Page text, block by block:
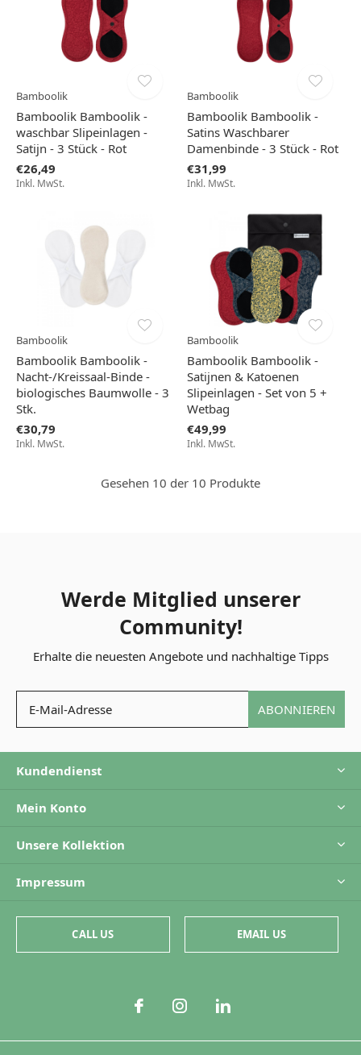
Bamboolik
Bamboolik Bamboolik -
waschbar Slipeinlagen -
Satijn - 3 Stück - Rot
€26,49
Inkl. MwSt.
Bamboolik
Bamboolik Bamboolik -
Satins Waschbarer
Damenbinde - 3 Stück - Rot
€31,99
Inkl. MwSt.
Bamboolik
Bamboolik Bamboolik -
Nacht-/Kreissaal-Binde -
biologisches Baumwolle - 3
Stk.
€30,79
Inkl. MwSt.
Bamboolik
Bamboolik Bamboolik -
Satijnen & Katoenen
Slipeinlagen - Set von 5 +
Wetbag
€49,99
Inkl. MwSt.
Gesehen 10 der 10 Produkte
Werde Mitglied unserer
Community!
Erhalte die neuesten Angebote und nachhaltige Tipps
ABONNIEREN
Kundendienst
Mein Konto
Unsere Kollektion
Impressum
CALL US EMAIL US